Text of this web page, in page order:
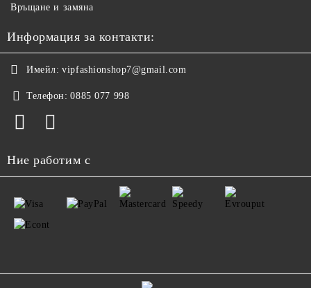
Връщане и замяна
Информация за контакти:
Имейл: vipfashionshop7@gmail.com
Телефон: 0885 077 998
Ние работим с